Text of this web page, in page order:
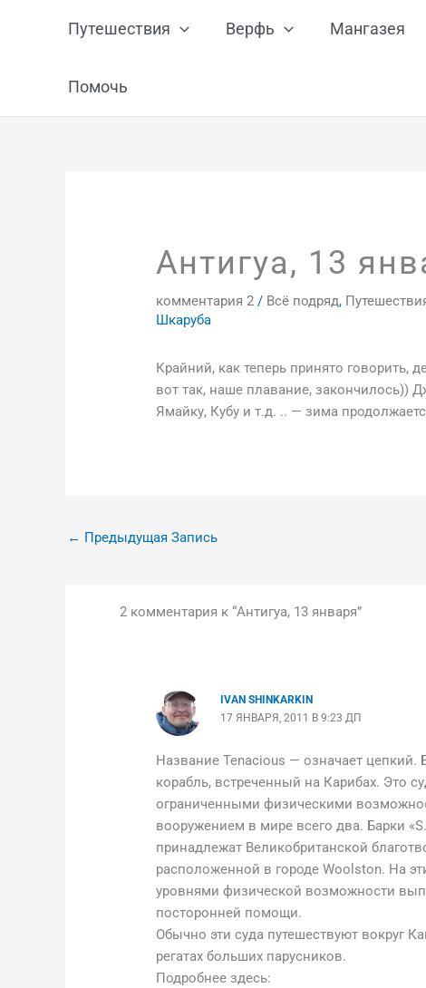
Путешествия Верфь Мангазея
Помочь
Антигуа, 13
комментария 2 / Всё подряд,
Шкаруба
Крайний, как теперь принято говорить,
вот так, наше плавание, закончилось))
Ямайку, Кубу и т.д. .. — зима
← Предыдущая Запись
2 комментария к “Антигуа, 13 января”
IVAN SHINKARKIN
17 ЯНВАРЯ, 2011 В 9:23 ДП
Название Tenacious — означает цепкий.
корабль, встреченный на Карибах. Это
ограниченными физическими
вооружением в мире всего два. Барки
принадлежат Великобританской
расположенной в городе Woolston. На
уровнями физической возможности
посторонней помощи.
Обычно эти суда путешествуют вокруг
регатах больших парусников.
Подробнее здесь: